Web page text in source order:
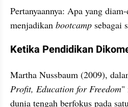
Pertanyaannya: Apa yang
menjadikan bootcamp sebagai
Ketika Pendidikan
Martha Nussbaum (2009),
Profit, Education for Freedom"
dunia tengah berfokus pada